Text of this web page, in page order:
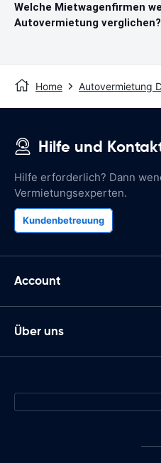
Welche Mietwagenfirmen
Autovermietung
Home Autovermietung
Hilfe und
Hilfe erforderlich? Dann
Vermietungsexperten.
Kundenbetreuung
Account
Über uns